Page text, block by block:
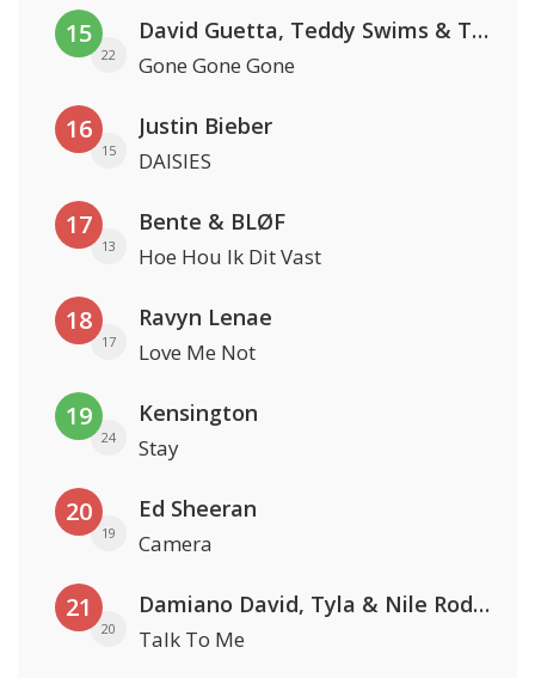
15
22
David Guetta, Teddy Swims & Tones And I
Gone Gone Gone
16
15
Justin Bieber
DAISIES
17
13
Bente & BLØF
Hoe Hou Ik Dit Vast
18
17
Ravyn Lenae
Love Me Not
19
24
Kensington
Stay
20
19
Ed Sheeran
Camera
21
20
Damiano David, Tyla & Nile Rodgers
Talk To Me